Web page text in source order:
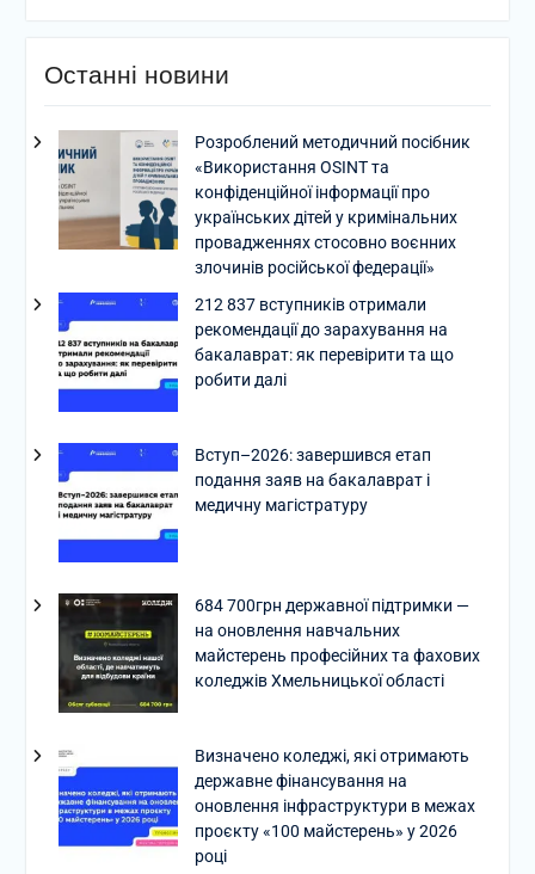
Останні новини
Розроблений методичний посібник
«Використання OSINT та
конфіденційної інформації про
українських дітей у кримінальних
провадженнях стосовно воєнних
злочинів російської федерації»
212 837 вступників отримали
рекомендації до зарахування на
бакалаврат: як перевірити та що
робити далі
Вступ–2026: завершився етап
подання заяв на бакалаврат і
медичну магістратуру
684 700грн державної підтримки —
на оновлення навчальних
майстерень професійних та фахових
коледжів Хмельницької області
Визначено коледжі, які отримають
державне фінансування на
оновлення інфраструктури в межах
проєкту «100 майстерень» у 2026
році